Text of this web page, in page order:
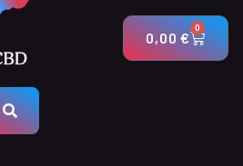
0,00€
0